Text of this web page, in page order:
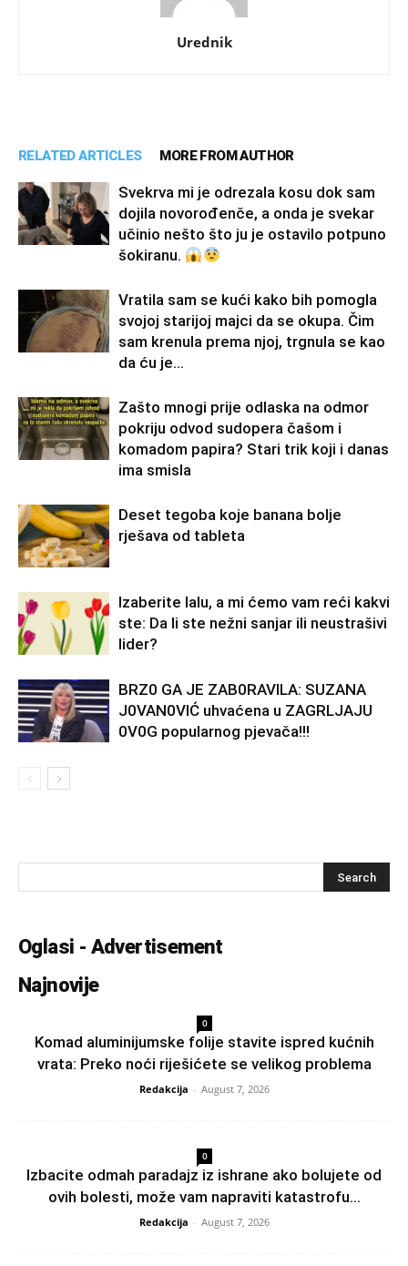
Urednik
RELATED ARTICLES MORE FROM AUTHOR
Svekrva mi je odrezala kosu dok sam
dojila novorođenče, a onda je svekar
učinio nešto što ju je ostavilo potpuno
šokiranu.
Vratila sam se kući kako bih pomogla
svojoj starijoj majci da se okupa. Čim
sam krenula prema njoj, trgnula se kao
da ću je...
Zašto mnogi prije odlaska na odmor
pokriju odvod sudopera čašom i
komadom papira? Stari trik koji i danas
ima smisla
Deset tegoba koje banana bolje
rješava od tableta
Izaberite lalu, a mi ćemo vam reći kakvi
ste: Da li ste nežni sanjar ili neustrašivi
lider?
BRZ0 GA JE ZAB0RAVlLA: SUZANA
J0VAN0VIĆ uhvaćena u ZAGRLJAJU
0V0G popularnog pjevača!!!
Oglasi - Advertisement
Najnovije
0
Komad aluminijumske folije stavite ispred kućnih
vrata: Preko noći riješićete se velikog problema
Redakcija - August 7, 2026
0
Izbacite odmah paradajz iz ishrane ako bolujete od
ovih bolesti, može vam napraviti katastrofu...
Redakcija - August 7, 2026